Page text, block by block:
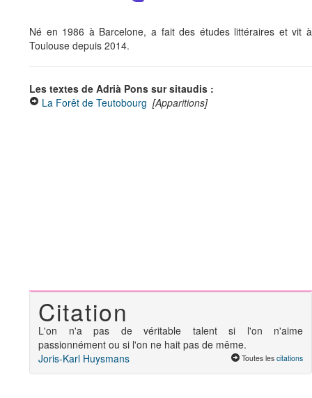
Né en 1986 à Barcelone, a fait des études littéraires et vit à
Toulouse depuis 2014.
Les textes de Adrià Pons sur sitaudis :
La Forêt de Teutobourg [Apparitions]
Citation
L'on n'a pas de véritable talent si l'on n'aime
passionnément ou si l'on ne hait pas de même.
Joris-Karl Huysmans
Toutes les citations